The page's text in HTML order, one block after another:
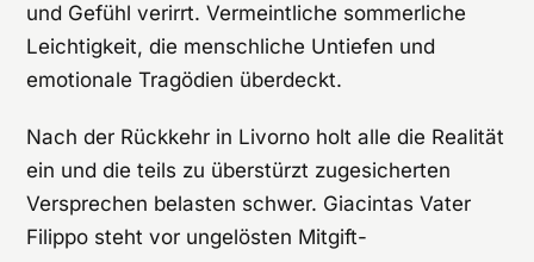
und Gefühl verirrt. Vermeintliche sommerliche
Leichtigkeit, die menschliche Untiefen und
emotionale Tragödien überdeckt.
Nach der Rückkehr in Livorno holt alle die Realität
ein und die teils zu überstürzt zugesicherten
Versprechen belasten schwer. Giacintas Vater
Filippo steht vor ungelösten Mitgift-